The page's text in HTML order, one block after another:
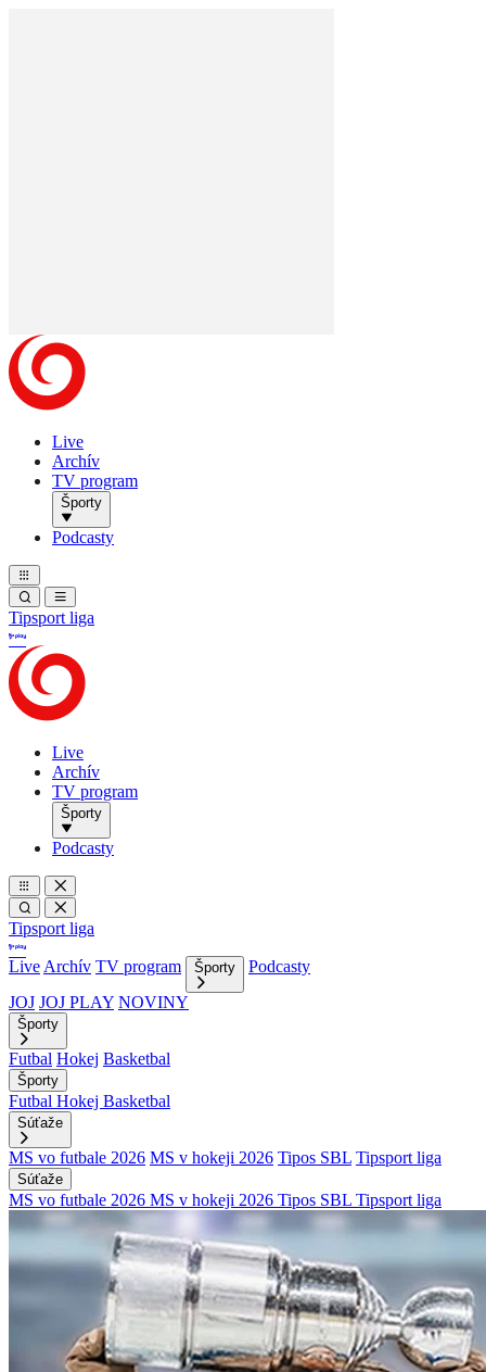
Live
Archív
TV program
Športy
Podcasty
Tipsport liga
Live
Archív
TV program
Športy
Podcasty
Tipsport liga
Live Archív TV program Športy
Podcasty
JOJ JOJ PLAY NOVINY
Športy
Futbal Hokej Basketbal
Športy
Futbal Hokej Basketbal
Súťaže
MS vo futbale 2026 MS v hokeji 2026 Tipos SBL Tipsport liga
Súťaže
MS vo futbale 2026 MS v hokeji 2026 Tipos SBL Tipsport liga